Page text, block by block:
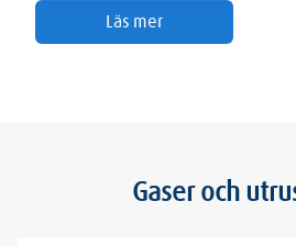
Läs mer
Gaser och